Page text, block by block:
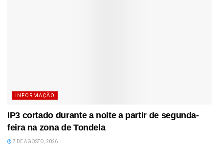
INFORMAÇÃO
IP3 cortado durante a noite a partir de segunda-
feira na zona de Tondela
7 DE AGOSTO, 2026